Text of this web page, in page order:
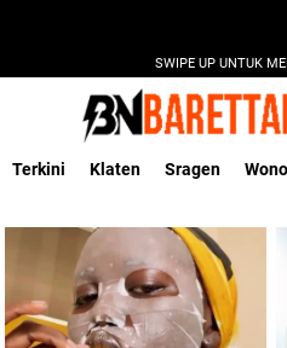
SWIPE UP UNTUK
Terkini Klaten Sragen